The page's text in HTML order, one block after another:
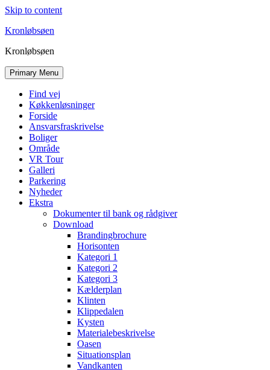
Skip to content
Kronløbsøen
Kronløbsøen
Primary Menu
Find vej
Køkkenløsninger
Forside
Ansvarsfraskrivelse
Boliger
Område
VR Tour
Galleri
Parkering
Nyheder
Ekstra
Dokumenter til bank og rådgiver
Download
Brandingbrochure
Horisonten
Kategori 1
Kategori 2
Kategori 3
Kælderplan
Klinten
Klippedalen
Kysten
Materialebeskrivelse
Oasen
Situationsplan
Vandkanten